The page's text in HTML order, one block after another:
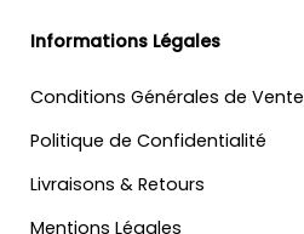
Informations Légales
Conditions Générales de Vente
Politique de Confidentialité
Livraisons & Retours
Mentions Légales